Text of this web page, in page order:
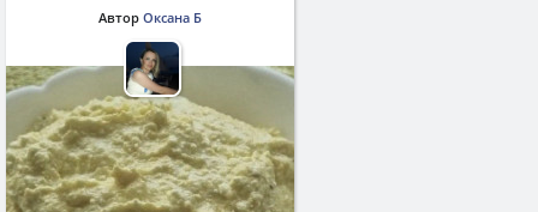
Автор Оксана Б